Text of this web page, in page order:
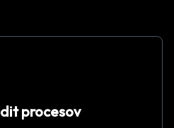
procesov